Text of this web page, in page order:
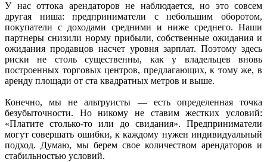
У нас оттока арендаторов не наблюдается, но это совсем
другая ниша: предприниматели с небольшим оборотом,
покупатели с доходами средними и ниже среднего. Наши
партнеры снизили норму прибыли, собственные ожидания и
ожидания продавцов насчет уровня зарплат. Поэтому здесь
риски не столь существенны, как у владельцев вновь
построенных торговых центров, предлагающих, к тому же, в
аренду площади от ста квадратных метров и выше.
Конечно, мы не альтруисты — есть определенная точка
безубыточности. Но никому не ставим жестких условий:
«Платите столько-то или до свидания». Предприниматели
могут совершать ошибки, к каждому нужен индивидуальный
подход. Думаю, мы берем свое количеством арендаторов и
стабильностью условий.